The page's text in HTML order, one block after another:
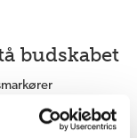
budskabet
og gør teksten
som ‘derfor’,